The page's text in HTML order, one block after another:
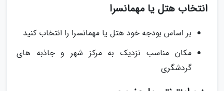
انتخاب هتل یا مهمانسرا
بر اساس بودجه خود هتل یا مهمانسرا را انتخاب کنید
مکان مناسب نزدیک به مرکز شهر و جاذبه های
گردشگری